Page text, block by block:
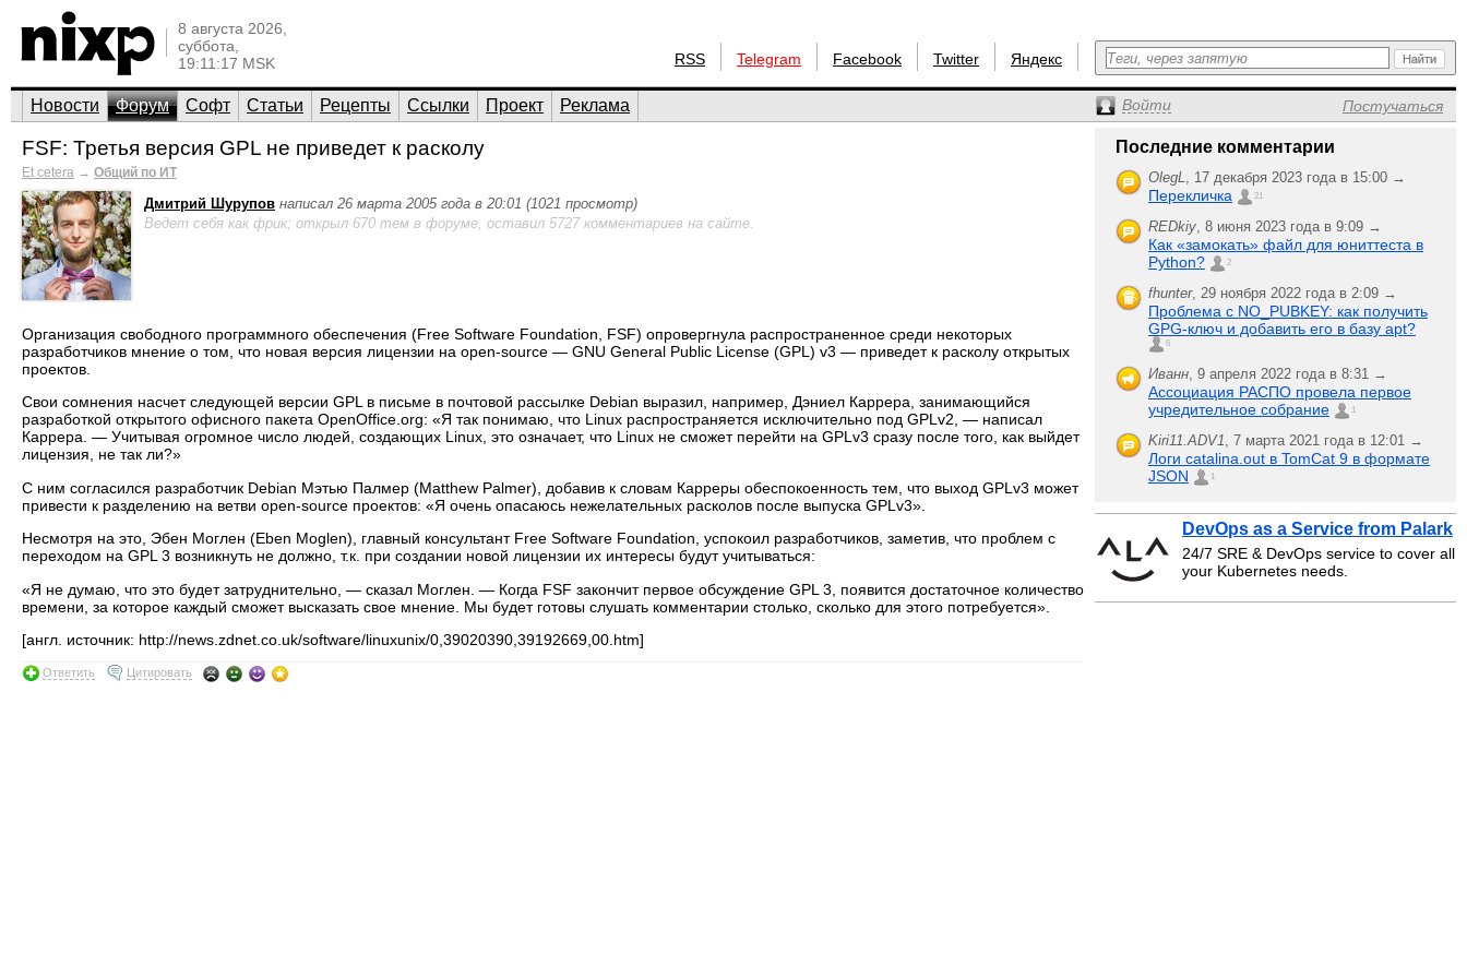
8 августа 2026,
суббота,
19:11:17 MSK
RSS Telegram Facebook Twitter Яндекс
Новости Форум Софт Статьи Рецепты Ссылки Проект Реклама Войти Постучаться
FSF: Третья версия GPL не приведет к расколу
Et cetera → Общий по ИТ
Дмитрий Шурупов написал 26 марта 2005 года в 20:01 (1021 просмотр)
Ведет себя как фрик; открыл 670 тем в форуме, оставил 5727 комментариев на сайте.
Организация свободного программного обеспечения (Free Software Foundation, FSF) опровергнула распространенное среди некоторых
разработчиков мнение о том, что новая версия лицензии на open-source — GNU General Public License (GPL) v3 — приведет к расколу открытых
проектов.
Свои сомнения насчет следующей версии GPL в письме в почтовой рассылке Debian выразил, например, Дэниел Каррера, занимающийся
разработкой открытого офисного пакета OpenOffice.org: «Я так понимаю, что Linux распространяется исключительно под GPLv2, — написал
Каррера. — Учитывая огромное число людей, создающих Linux, это означает, что Linux не сможет перейти на GPLv3 сразу после того, как выйдет
лицензия, не так ли?»
С ним согласился разработчик Debian Мэтью Палмер (Matthew Palmer), добавив к словам Карреры обеспокоенность тем, что выход GPLv3 может
привести к разделению на ветви open-source проектов: «Я очень опасаюсь нежелательных расколов после выпуска GPLv3».
Несмотря на это, Эбен Моглен (Eben Moglen), главный консультант Free Software Foundation, успокоил разработчиков, заметив, что проблем с
переходом на GPL 3 возникнуть не должно, т.к. при создании новой лицензии их интересы будут учитываться:
«Я не думаю, что это будет затруднительно, — сказал Моглен. — Когда FSF закончит первое обсуждение GPL 3, появится достаточное количество
времени, за которое каждый сможет высказать свое мнение. Мы будет готовы слушать комментарии столько, сколько для этого потребуется».
[англ. источник: http://news.zdnet.co.uk/software/linuxunix/0,39020390,39192669,00.htm]
Ответить Цитировать
Последние комментарии
OlegL, 17 декабря 2023 года в 15:00 →
Перекличка 21
REDkiy, 8 июня 2023 года в 9:09 →
Как «замокать» файл для юниттеста в
Python?
2
fhunter, 29 ноября 2022 года в 2:09 →
Проблема с NO_PUBKEY: как получить
GPG-ключ и добавить его в базу apt?
6
Иванн, 9 апреля 2022 года в 8:31 →
Ассоциация РАСПО провела первое
учредительное собрание
1
Kiri11.ADV1, 7 марта 2021 года в 12:01 →
Логи catalina.out в TomCat 9 в формате
JSON
1
DevOps as a Service from Palark
24/7 SRE & DevOps service to cover all
your Kubernetes needs.